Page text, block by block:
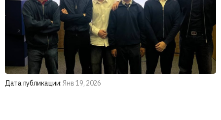
Дата публикации:Янв 19, 2026